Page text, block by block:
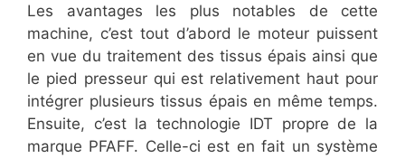
Les avantages les plus notables de cette
machine, c’est tout d’abord le moteur puissent
en vue du traitement des tissus épais ainsi que
le pied presseur qui est relativement haut pour
intégrer plusieurs tissus épais en même temps.
Ensuite, c’est la technologie IDT propre de la
marque PFAFF. Celle-ci est en fait un système